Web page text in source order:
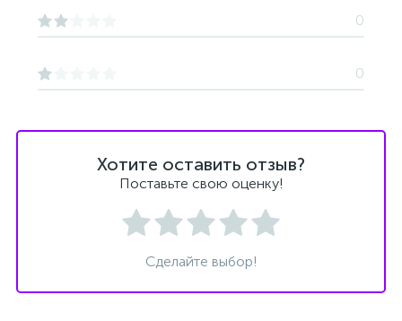
Хотите оставить отзыв?
Поставьте свою оценку!
Сделайте выбор!
0
0